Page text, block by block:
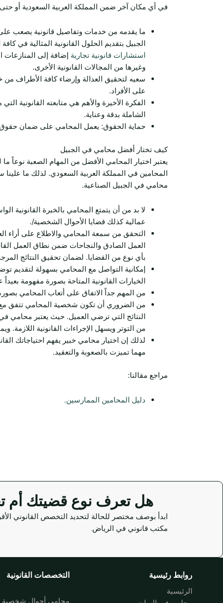
في أي مكان آخر ضمن المملكة العربية السعودية أو
ما يقدمه من خدمات وتفاصيل قانونية يصعب
الجبيل بتقديم الحلول القانونية المثالية في
استشارات قانونية تجارية إضافة إلى المنازعات
وغيرها من المجالات القانونية الأخرى.
سعيه لتحقيق العدالة وإرضاء كافة الأطراف من
على الأفراد.
الفكرة الأخيرة والأهم هي متابعته القانونية
الشاملة بدقة وعناية.
حماية الحقوق: يعمل المحامي على ضمان حقوق
كيف تختار أفضل محامي في الجبيل
يعتبر اختيار المحامي الأفضل من المهام الصعبة نوعاً ما
المحامين في المملكة العربية السعودي. لذلك ما علينا
محامي في الجبيل الصناعية.
لا بد من أن يتمتع المحامي بالخبرة القانونية
عمالية كذلك قضايا الأحوال الشخصية/.
التحقق من سمعة المحامي والاطلاع على أراء
العمل الصادق والنجاحات ضمن نطاق العمل
بأي نوع من القضايا. لضمان تحقيق النتائج
إمكانية التواصل مع المحامي بسهولة لتقديم
الخيارات القانونية المتاحة بصورة مفهومة
من المهم جداً الاتفاق على أتعاب المحامي
من الضروري أن تكون شخصية المحامي تتفق مع
النتائج التي ترضي العميل. حيث يعتبر محامي
من التوتر ويسهل الإجراءات القانونية اللازمة.
لذلك إن اختيار محامي خبير يفهم احتياجاتك
مهما تميزت بالصعوبة والتعقيد.
مراجع مقالنا:
دليل المحامين الممارسين.
هل تعرف نوع قضيتك أم
ابدأ بوصف مختصر للحالة لتحديد التخصص القانوني
مكتب قانوني في الرياض.
روابط رئيسية
الرئيسية
التخصصات القانونية
محامي أحوال شخصية